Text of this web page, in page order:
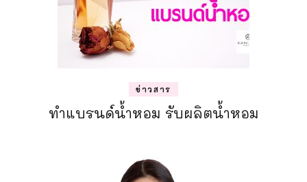
ข่าวสาร
ทำแบรนด์น้ำหอม รับผลิตน้ำหอม